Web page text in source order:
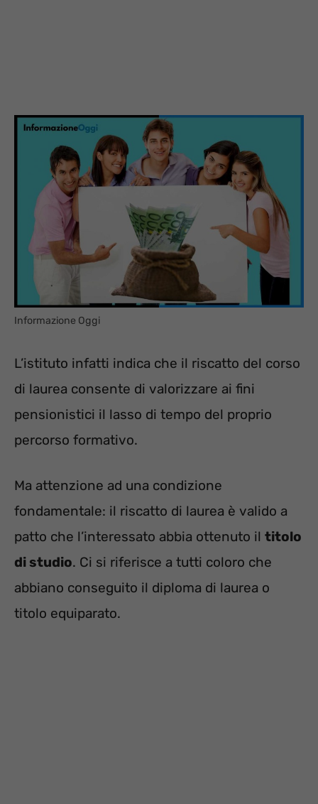
Informazione Oggi
L’istituto infatti indica che il riscatto del corso
di laurea consente di valorizzare ai fini
pensionistici il lasso di tempo del proprio
percorso formativo.
Ma attenzione ad una condizione
fondamentale: il riscatto di laurea è valido a
patto che l’interessato abbia ottenuto il titolo
di studio. Ci si riferisce a tutti coloro che
abbiano conseguito il diploma di laurea o
titolo equiparato.